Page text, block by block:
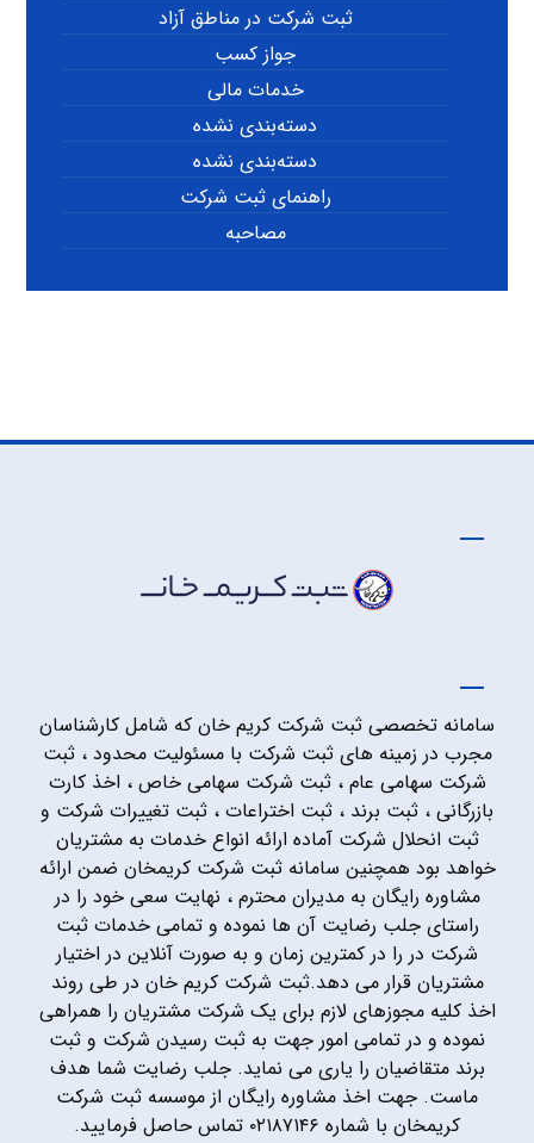
ثبت شرکت در مناطق آزاد
جواز کسب
خدمات مالی
دسته‌بندی نشده
دسته‌بندی نشده
راهنمای ثبت شرکت
مصاحبه
سامانه تخصصی ثبت شرکت کریم خان که شامل کارشناسان
مجرب در زمینه های ثبت شرکت با مسئولیت محدود ، ثبت
شرکت سهامی عام ، ثبت شرکت سهامی خاص ، اخذ کارت
بازرگانی ، ثبت برند ، ثبت اختراعات ، ثبت تغییرات شرکت و
ثبت انحلال شرکت آماده ارائه انواع خدمات به مشتریان
خواهد بود همچنین سامانه ثبت شرکت کریمخان ضمن ارائه
مشاوره رایگان به مدیران محترم ، نهایت سعی خود را در
راستای جلب رضایت آن ها نموده و تمامی خدمات ثبت
شرکت در را در کمترین زمان و به صورت آنلاین در اختیار
مشتریان قرار می دهد.ثبت شرکت کریم خان در طی روند
اخذ کلیه مجوزهای لازم برای یک شرکت مشتریان را همراهی
نموده و در تمامی امور جهت به ثبت رسیدن شرکت و ثبت
برند متقاضیان را یاری می نماید. جلب رضایت شما هدف
ماست. جهت اخذ مشاوره رایگان از موسسه ثبت شرکت
کریمخان با شماره ۰۲۱۸۷۱۴۶ تماس حاصل فرمایید.